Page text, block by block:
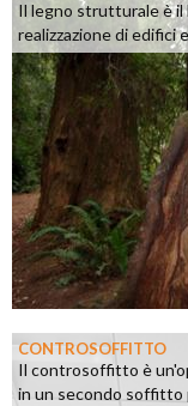
Il legno strutturale è il
realizzazione di edifici
CONTROSOFFITTO
Il controsoffitto è
in un secondo soffitto